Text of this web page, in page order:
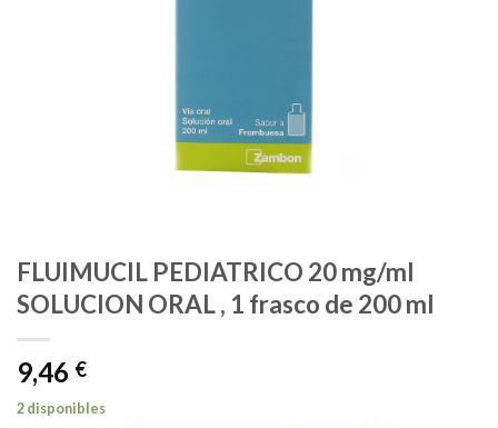
FLUIMUCIL PEDIATRICO 20 mg/ml
SOLUCION ORAL , 1 frasco de 200 ml
9,46 €
2 disponibles